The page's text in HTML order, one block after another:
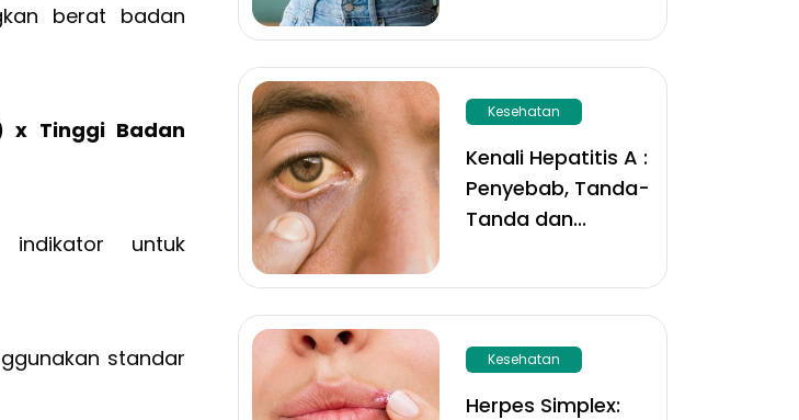
berat badan
x Tinggi Badan
untuk
standar
Kesehatan
Kenali Hepatitis A :
Penyebab, Tanda-
Tanda dan...
Kesehatan
Herpes Simplex: